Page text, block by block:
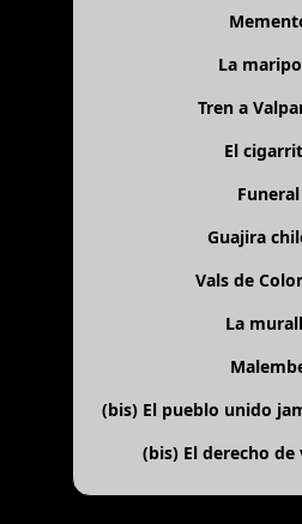
La
Tren a
El
Funeral
Guajira
Vals de
La
(bis) El pueblo unido
(bis) El derecho